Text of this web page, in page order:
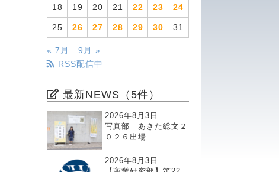
18 19 20 21 22 23 24
25 26 27 28 29 30 31
« 7月
9月 »
RSS配信中
最新NEWS（5件）
2026年8月3日
写真部 あきた総文２
０２６出場
2026年8月3日